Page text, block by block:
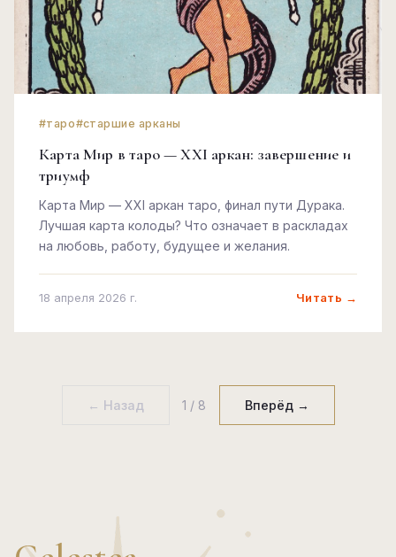
#таро#старшие арканы
Карта Мир в таро — XXI аркан: завершение и
триумф
Карта Мир — XXI аркан таро, финал пути Дурака.
Лучшая карта колоды? Что означает в раскладах
на любовь, работу, будущее и желания.
18 апреля 2026 г. Читать →
← Назад 1 / 8 Вперёд →